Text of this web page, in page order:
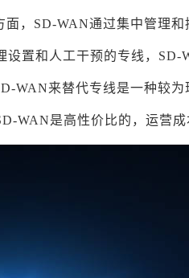
面，SD-WAN通过集中管理
设置和人工干预的专线，SD-
WAN来替代专线是一种较
WAN是高性价比的，运营成